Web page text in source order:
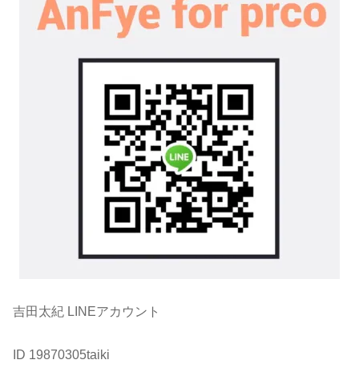
吉田太紀 LINEアカウント
ID 19870305taiki